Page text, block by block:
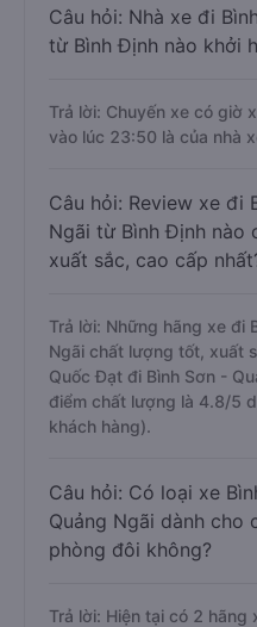
Câu hỏi: Nhà xe đi
từ Bình Định nào khởi
Trả lời: Chuyến xe có giờ
vào lúc 23:50 là của nhà
Câu hỏi: Review xe đi
Ngãi từ Bình Định nào
xuất sắc, cao cấp
Trả lời: Những hãng xe đi
Ngãi chất lượng tốt, xuất
Quốc Đạt đi Bình Sơn -
điểm chất lượng là 4.8/5
khách hàng).
Câu hỏi: Có loại xe
Quảng Ngãi dành cho
phòng đôi không?
Trả lời: Hiện tại có 2 hãng